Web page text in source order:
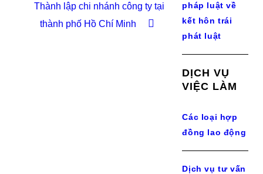
Thành lập chi nhánh công ty tại
thành phố Hồ Chí Minh
pháp luật về
kết hôn trái
phát luật
DỊCH VỤ
VIỆC LÀM
Các loại hợp
đồng lao động
Dịch vụ tư vấn